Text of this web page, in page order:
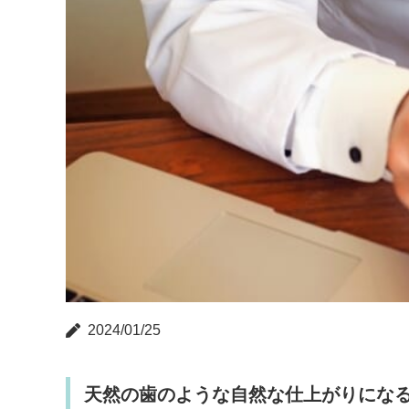
2024/01/25
天然の歯のような自然な仕上がりにな